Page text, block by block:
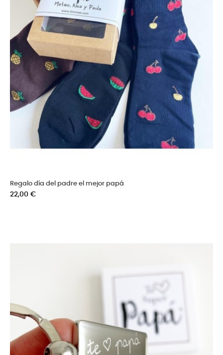
Regalo día del padre el mejor papá
Precio
22,00 €